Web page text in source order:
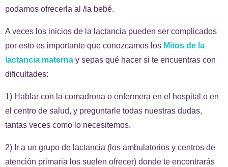
podamos ofrecerla al /la bebé.
A veces los inicios de la lactancia pueden ser complicados
por esto es importante que conozcamos los Mitos de la
lactancia materna y sepas qué hacer si te encuentras con
dificultades:
1) Hablar con la comadrona o enfermera en el hospital o en
el centro de salud, y preguntarle todas nuestras dudas,
tantas veces como lo necesitemos.
2) Ir a un grupo de lactancia (los ambulatorios y centros de
atención primaria los suelen ofrecer) donde te encontrarás